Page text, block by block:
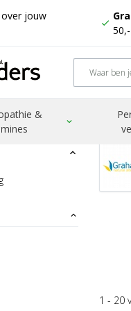
jouw
check
50,-
&
expand_more
expand_less
expand_less
1 - 20